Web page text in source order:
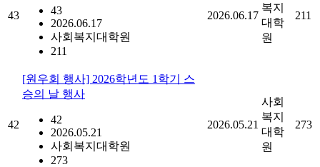
43
43
2026.06.17
사회복지대학원
211
2026.06.17
복지
대학
원
211
42
[원우회 행사] 2026학년도 1학기 스
승의 날 행사
42
2026.05.21
사회복지대학원
273
2026.05.21
사회
복지
대학
원
273